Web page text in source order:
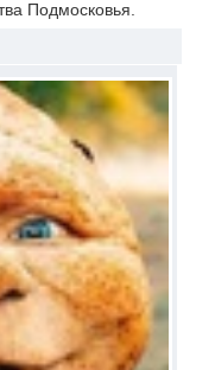
Подмосковья.